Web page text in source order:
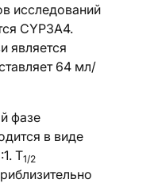
исследований
CYP3A4.
является
64 мл/
фазе
в виде
T1/2